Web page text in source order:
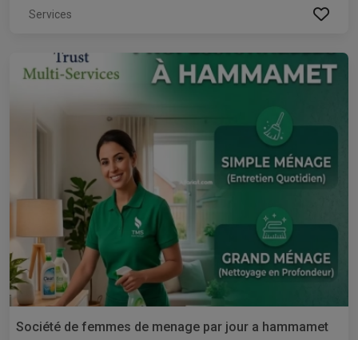
Services
Société de femmes de menage par jour a hammamet